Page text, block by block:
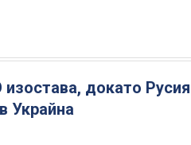
докато Русия
Украйна